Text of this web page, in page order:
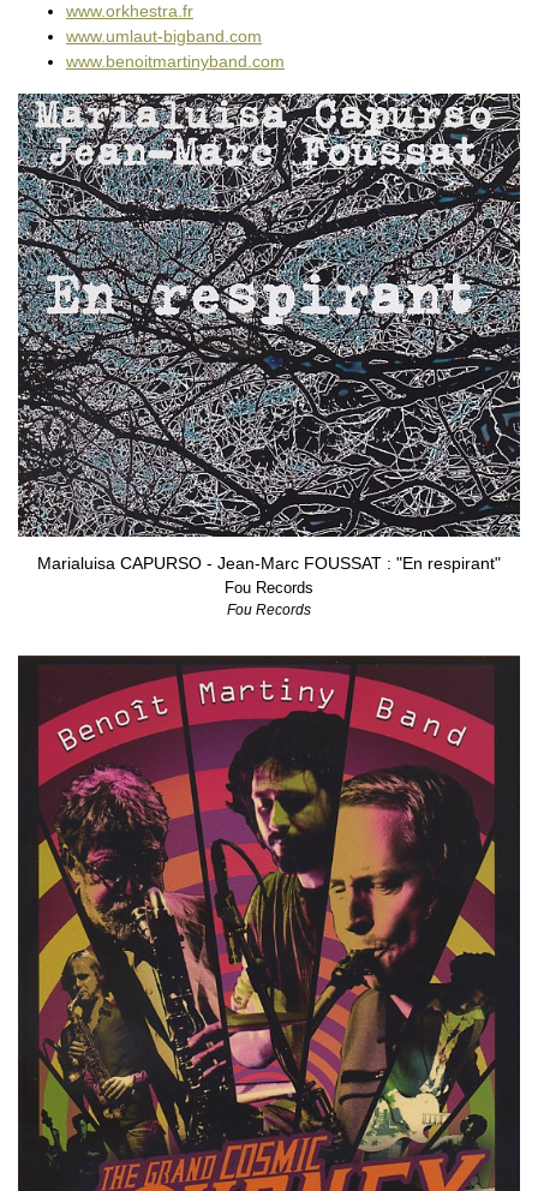
www.orkhestra.fr
www.umlaut-bigband.com
www.benoitmartinyband.com
Marialuisa CAPURSO - Jean-Marc FOUSSAT : "En respirant"
Fou Records
Fou Records